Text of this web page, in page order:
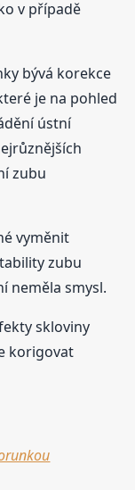
v případě
bývá korekce
je na pohled
ústní
zubu
vyměnit
zubu
neměla smysl.
skloviny
korigovat